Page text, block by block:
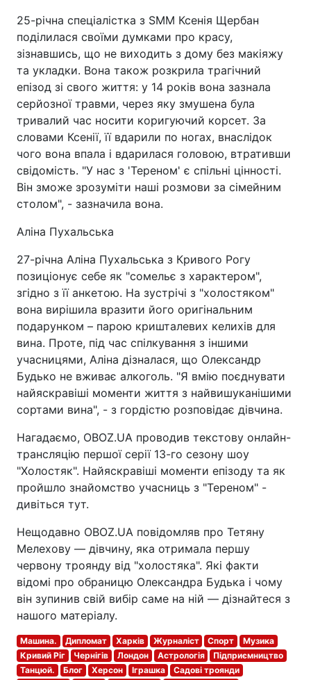
25-річна спеціалістка з SMM Ксенія Щербан
поділилася своїми думками про красу,
зізнавшись, що не виходить з дому без макіяжу
та укладки. Вона також розкрила трагічний
епізод зі свого життя: у 14 років вона зазнала
серйозної травми, через яку змушена була
тривалий час носити коригуючий корсет. За
словами Ксенії, її вдарили по ногах, внаслідок
чого вона впала і вдарилася головою, втративши
свідомість. "У нас з 'Тереном' є спільні цінності.
Він зможе зрозуміти наші розмови за сімейним
столом", - зазначила вона.
Аліна Пухальська
27-річна Аліна Пухальська з Кривого Рогу
позиціонує себе як "сомельє з характером",
згідно з її анкетою. На зустрічі з "холостяком"
вона вирішила вразити його оригінальним
подарунком – парою кришталевих келихів для
вина. Проте, під час спілкування з іншими
учасницями, Аліна дізналася, що Олександр
Будько не вживає алкоголь. "Я вмію поєднувати
найяскравіші моменти життя з найвишуканішими
сортами вина", - з гордістю розповідає дівчина.
Нагадаємо, OBOZ.UA проводив текстову онлайн-
трансляцію першої серії 13-го сезону шоу
"Холостяк". Найяскравіші моменти епізоду та як
пройшло знайомство учасниць з "Тереном" -
дивіться тут.
Нещодавно OBOZ.UA повідомляв про Тетяну
Мелехову — дівчину, яка отримала першу
червону троянду від "холостяка". Які факти
відомі про обраницю Олександра Будька і чому
він зупинив свій вибір саме на ній — дізнайтеся з
нашого матеріалу.
Машина. Дипломат Харків Журналіст Спорт
Музика
Кривий Ріг
Чернігів Лондон Астрологія
Підприємництво
Танцюй.
Блог Херсон Іграшка
Садові троянди